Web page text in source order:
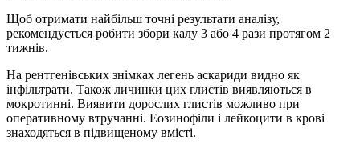
Щоб отримати найбільш точні результати аналізу,
рекомендується робити збори калу 3 або 4 рази протягом 2
тижнів.
На рентгенівських знімках легень аскариди видно як
інфільтрати. Також личинки цих глистів виявляються в
мокротинні. Виявити дорослих глистів можливо при
оперативному втручанні. Еозинофіли і лейкоцити в крові
знаходяться в підвищеному вмісті.